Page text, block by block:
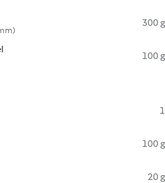
300 g
100 g
1
100 g
20 g